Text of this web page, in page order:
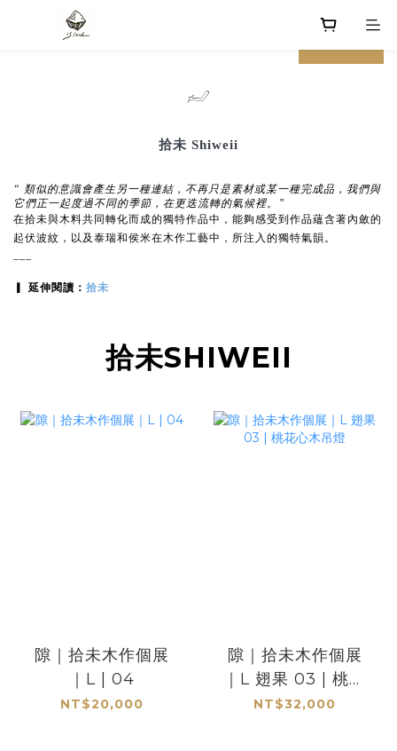
prev next
𓃈
拾未 Shiweii
“ 類似的意識會產生另一種連結，不再只是素材或某一種完成品，我們與
它們正一起度過不同的季節，在更迭流轉的氣候裡。”
在拾未與木料共同轉化而成的獨特作品中，能夠感受到作品蘊含著內斂的
起伏波紋，以及泰瑞和侯米在木作工藝中，所注入的獨特氣韻。
▎ 延伸閱讀： 拾未
拾未SHIWEII
隙｜拾未木作個展
｜L | 04
NT$20,000
隙｜拾未木作個展
｜L 翅果 03 | 桃花
心木吊燈
NT$32,000